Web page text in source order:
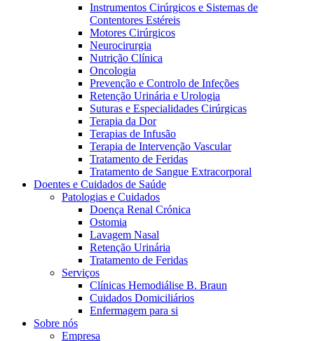
Contactos
Em diálogo com a B. Braun. Entre em contacto connosco
Instrumentos Cirúrgicos e Sistemas de
Contentores Estéreis
Motores Cirúrgicos
Neurocirurgia
Nutrição Clínica
Oncologia
Prevenção e Controlo de Infeções
Retenção Urinária e Urologia
Suturas e Especialidades Cirúrgicas
Terapia da Dor
Terapias de Infusão
Terapia de Intervenção Vascular
Tratamento de Feridas
Tratamento de Sangue Extracorporal
Doentes e Cuidados de Saúde
Patologias e Cuidados
Doença Renal Crónica
Ostomia
Lavagem Nasal
Retenção Urinária
Tratamento de Feridas
Serviços
Clínicas Hemodiálise B. Braun
Cuidados Domiciliários
Enfermagem para si
Sobre nós
Empresa